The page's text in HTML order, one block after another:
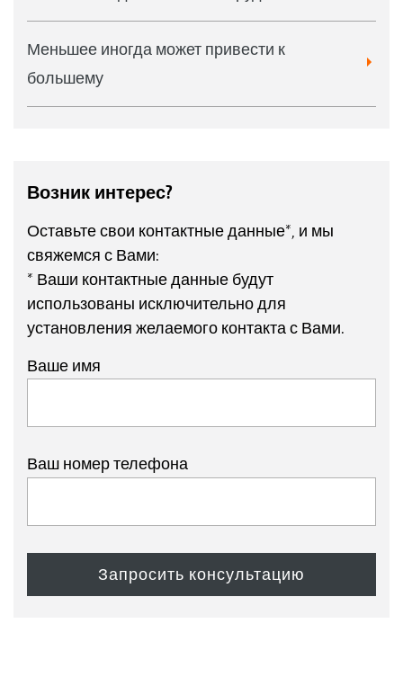
Меньшее иногда может привести к
большему
Возник интерес?
Оставьте свои контактные данные*, и мы
свяжемся с Вами:
* Ваши контактные данные будут
использованы исключительно для
установления желаемого контакта с Вами.
Ваше имя
Ваш номер телефона